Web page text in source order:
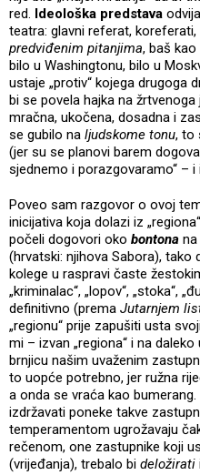
red. Ideološka predstava
teatra: glavni referat,
predviđenim pitanjima, baš
bilo u Washingtonu, bilo u
ustaje „protiv“ kojega drugoga
bi se povela hajka na žrtvenoga
mračna, ukočena, dosadna i
se gubilo na ljudskome tonu, to
(jer su se planovi barem
sjednemo i porazgovaramo“ – i
Poveo sam razgovor o ovoj
inicijativa koja dolazi iz
počeli dogovori oko bontona
(hrvatski: njihova Sabora), tako
kolege u raspravi časte
„kriminalac“, „lopov“, „stoka“,
definitivno (prema Jutarnjem
„regionu“ prije zapušiti usta
mi – izvan „regiona“ i na
brnjicu našim uvaženim
to uopće potrebno, jer ružna
a onda se vraća kao
izdržavati poneke takve
temperamentom ugrožavaju
rečenom, one zastupnike koji
(vrijeđanja), trebalo bi deložirati